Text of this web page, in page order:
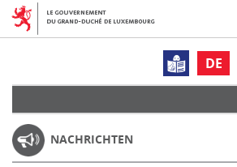
DE
NACHRICHTEN